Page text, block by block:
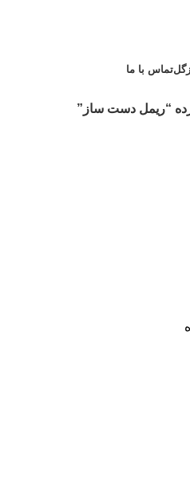
تماس با ما
“ریمل دست ساز”